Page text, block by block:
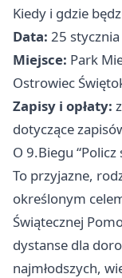
Kiedy i gdzie
Data: 25
Miejsce: Park
Ostrowiec
Zapisy i opłaty:
dotyczące
O 9.Biegu “Policz
To przyjazne,
określonym
Świątecznej
dystanse dla
najmłodszych,